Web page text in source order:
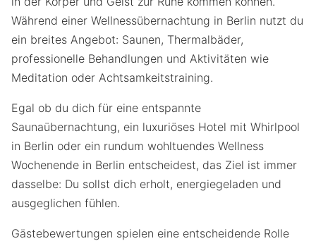
Während einer Wellnessübernachtung in Berlin nutzt du
ein breites Angebot: Saunen, Thermalbäder,
professionelle Behandlungen und Aktivitäten wie
Meditation oder Achtsamkeitstraining.
Egal ob du dich für eine entspannte
Saunaübernachtung, ein luxuriöses Hotel mit Whirlpool
in Berlin oder ein rundum wohltuendes Wellness
Wochenende in Berlin entscheidest, das Ziel ist immer
dasselbe: Du sollst dich erholt, energiegeladen und
ausgeglichen fühlen.
Gästebewertungen spielen eine entscheidende Rolle